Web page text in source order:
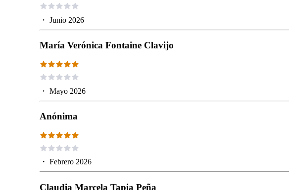
・ Junio 2026
María Verónica Fontaine Clavijo
・ Mayo 2026
Anónima
・ Febrero 2026
Claudia Marcela Tapia Peña